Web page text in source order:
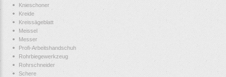
Knieschoner
Kreide
Kreissägeblatt
Meissel
Messer
Profi-Arbeitshandschuh
Rohrbiegewerkzeug
Rohrschneider
Schere